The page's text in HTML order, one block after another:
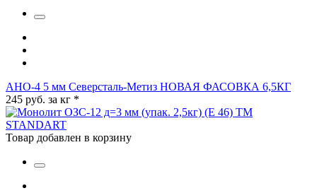
АНО-4 5 мм Северсталь-Метиз НОВАЯ ФАСОВКА 6,5КГ
245 руб. за кг *
Товар добавлен в корзину